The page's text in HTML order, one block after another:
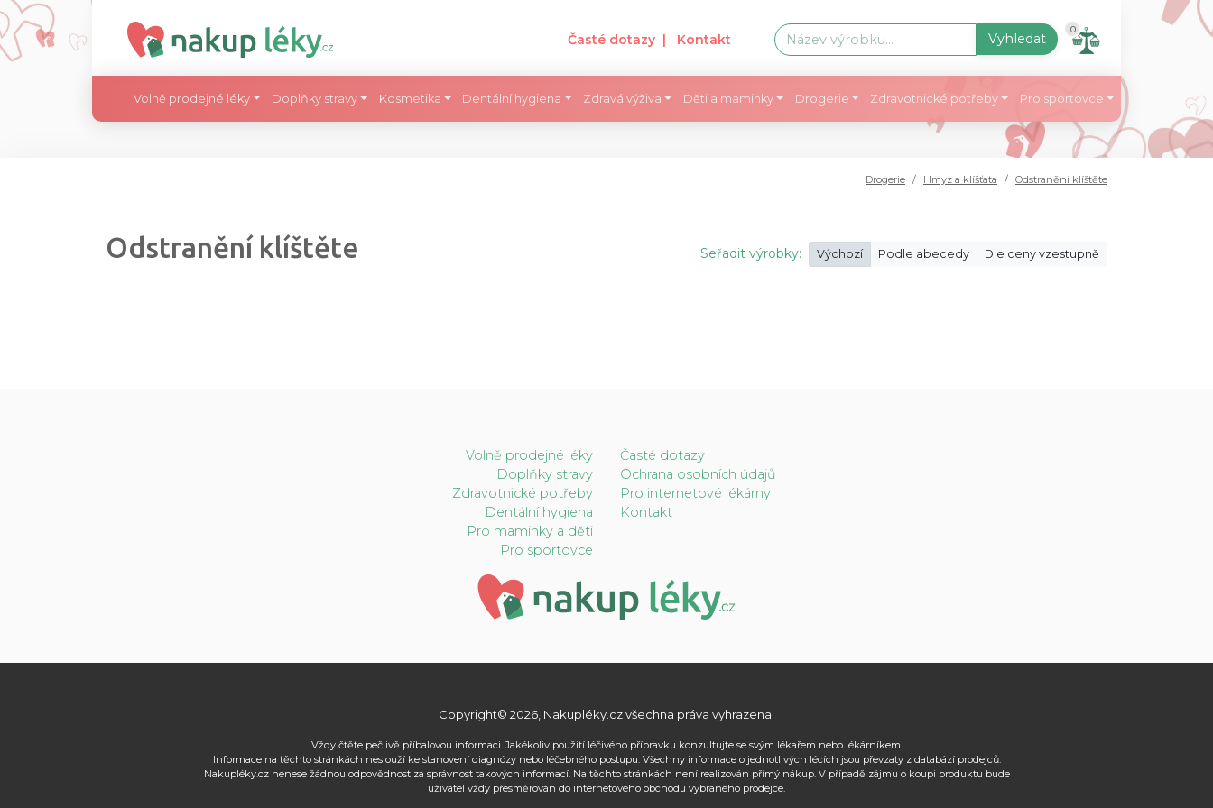
Časté dotazy | Kontakt Vyhledat
0
Volně prodejné léky Doplňky stravy Kosmetika Dentální hygiena Zdravá výživa Děti a maminky Drogerie Zdravotnické potřeby Pro sportovce
Drogerie Hmyz a klíšťata Odstranění klíštěte
Odstranění klíštěte Seřadit výrobky: Výchozí Podle abecedy Dle ceny vzestupně
Volně prodejné léky
Doplňky stravy
Zdravotnické potřeby
Dentální hygiena
Pro maminky a děti
Pro sportovce
Časté dotazy
Ochrana osobních údajů
Pro internetové lékárny
Kontakt
Copyright© 2026, Nakupléky.cz všechna práva vyhrazena.
Vždy čtěte pečlivě příbalovou informaci. Jakékoliv použití léčivého přípravku konzultujte se svým lékařem nebo lékárníkem.
Informace na těchto stránkách neslouží ke stanovení diagnózy nebo léčebného postupu. Všechny informace o jednotlivých lécích jsou převzaty z databází prodejců.
Nakupléky.cz nenese žádnou odpovědnost za správnost takových informací. Na těchto stránkách není realizován přímý nákup. V případě zájmu o koupi produktu bude
uživatel vždy přesměrován do internetového obchodu vybraného prodejce.